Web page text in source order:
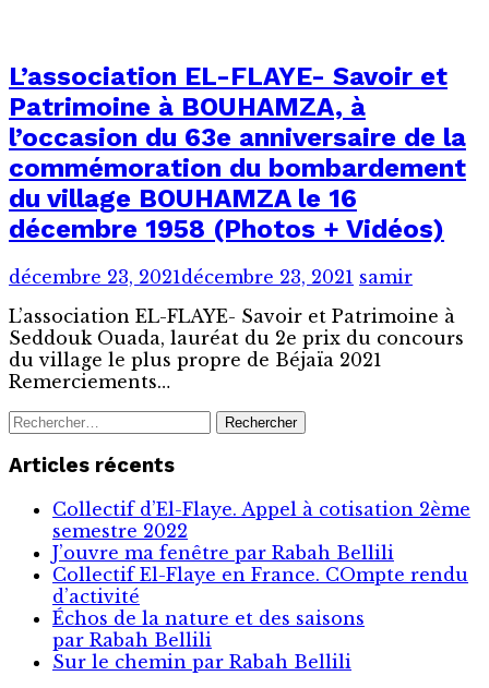
L’association EL-FLAYE- Savoir et
Patrimoine à BOUHAMZA, à
l’occasion du 63e anniversaire de la
commémoration du bombardement
du village BOUHAMZA le 16
décembre 1958 (Photos + Vidéos)
décembre 23, 2021 décembre 23, 2021 samir
L’association EL-FLAYE- Savoir et Patrimoine à
Seddouk Ouada, lauréat du 2e prix du concours
du village le plus propre de Béjaïa 2021
Remerciements…
Rechercher :
Articles récents
Collectif d’El-Flaye. Appel à cotisation 2ème
semestre 2022
J’ouvre ma fenêtre par Rabah Bellili
Collectif El-Flaye en France. COmpte rendu
d’activité
Échos de la nature et des saisons
par Rabah Bellili
Sur le chemin par Rabah Bellili